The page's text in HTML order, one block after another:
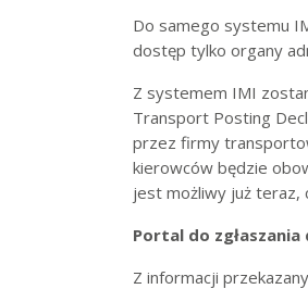
Do samego systemu
dostęp tylko organy
Z systemem IMI
Transport Posting
przez firmy
kierowców będzie
jest możliwy już teraz,
Portal do
Z informacji